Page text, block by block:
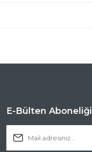
E-Bülten Aboneliği